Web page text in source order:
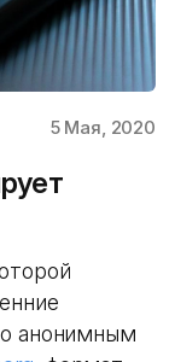
5 Мая, 2020
анонимным